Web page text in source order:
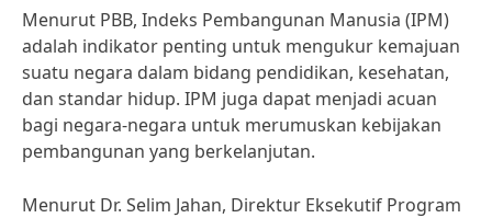
Menurut PBB, Indeks Pembangunan Manusia (IPM)
adalah indikator penting untuk mengukur kemajuan
suatu negara dalam bidang pendidikan, kesehatan,
dan standar hidup. IPM juga dapat menjadi acuan
bagi negara-negara untuk merumuskan kebijakan
pembangunan yang berkelanjutan.
Menurut Dr. Selim Jahan, Direktur Eksekutif Program